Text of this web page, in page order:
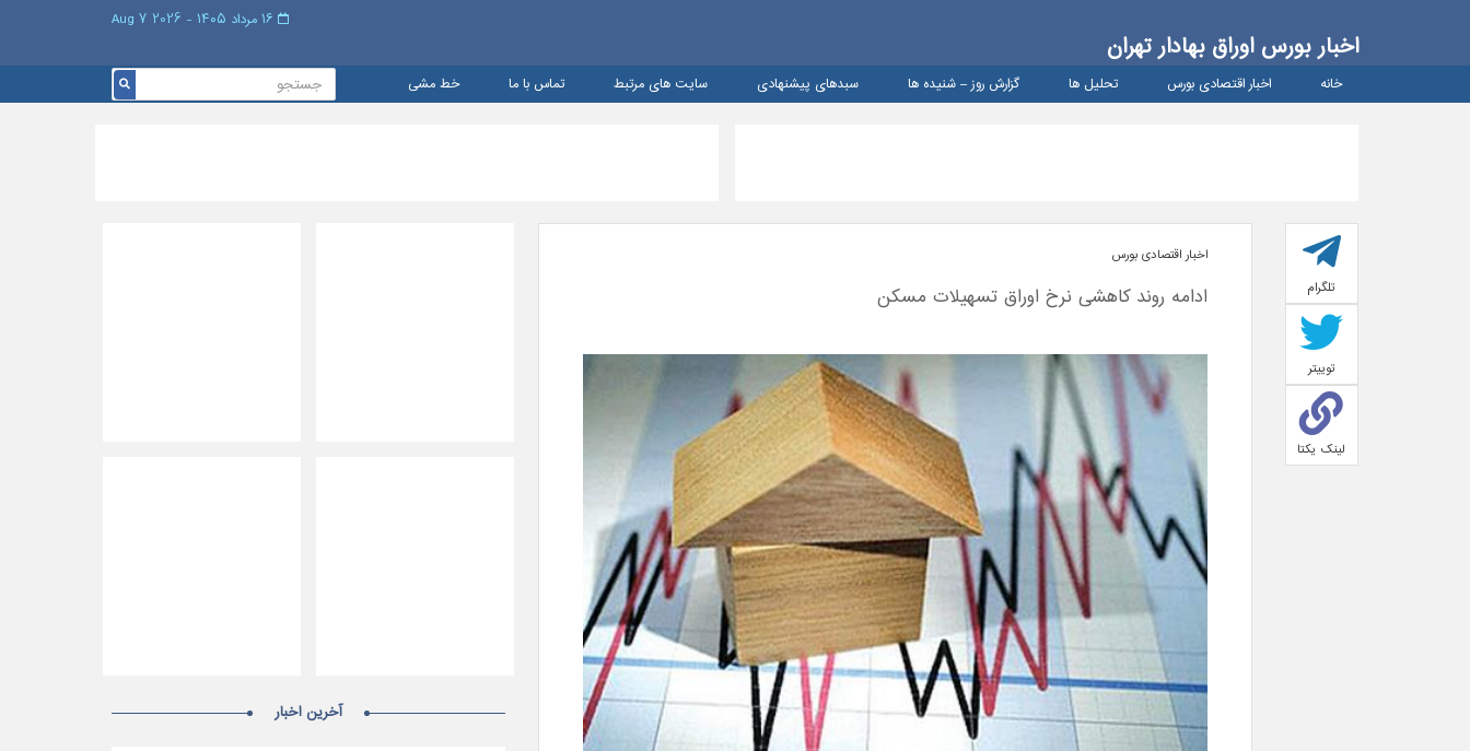
اخبار بورس اوراق بهادار تهران
خانه اخبار اقتصادی بورس تحلیل ها گزارش روز – شنيده ها سبدهای پیشنهادی سایت های مرتبط تماس با ما خط مشی
تلگرام
توییتر
لینک یکتا
اخبار اقتصادی بورس
ادامه روند کاهشی نرخ اوراق تسهیلات مسکن
آخرین اخبار